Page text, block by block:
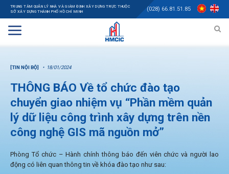
TRUNG TÂM QUẢN LÝ NHÀ VÀ GIÁM ĐỊNH XÂY DỰNG TRỰC THUỘC
SỞ XÂY DỰNG THÀNH PHỐ HỒ CHÍ MINH
(028) 66.81.51.85
[TIN NỘI BỘ] 18/01/2024
THÔNG BÁO Về tổ chức đào tạo
chuyển giao nhiệm vụ “Phần mềm quản
lý dữ liệu công trình xây dựng trên nền
công nghệ GIS mã nguồn mở”
Phòng Tổ chức – Hành chính thông báo đến viên chức và người lao
động có liên quan thông tin về khóa đào tạo như sau: